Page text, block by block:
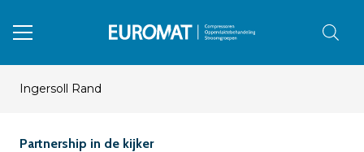
Ingersoll Rand
Partnership in de kijker